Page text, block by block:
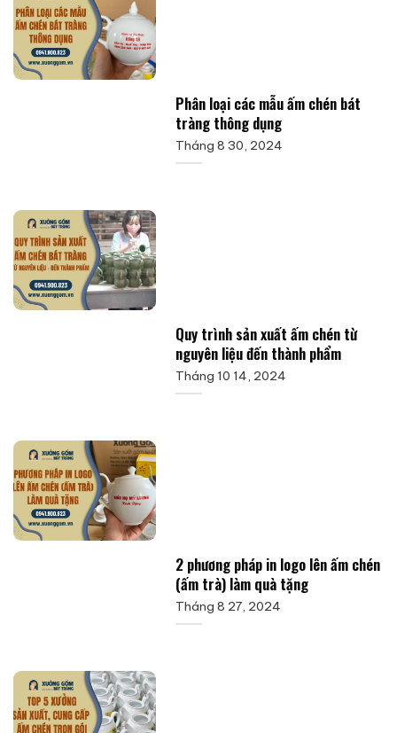
Phân loại các mẫu ấm chén bát
tràng thông dụng
Tháng 8 30, 2024
Quy trình sản xuất ấm chén từ
nguyên liệu đến thành phẩm
Tháng 10 14, 2024
2 phương pháp in logo lên ấm chén
(ấm trà) làm quà tặng
Tháng 8 27, 2024